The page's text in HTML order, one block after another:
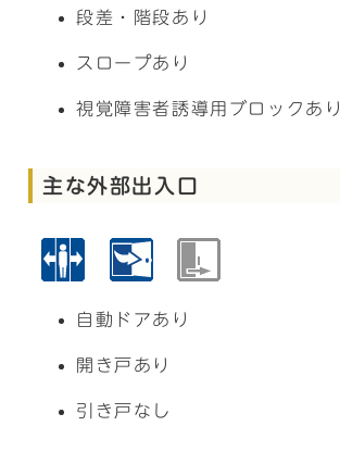
段差・階段あり
スロープあり
視覚障害者誘導用ブロックあり
主な外部出入口
自動ドアあり
開き戸あり
引き戸なし